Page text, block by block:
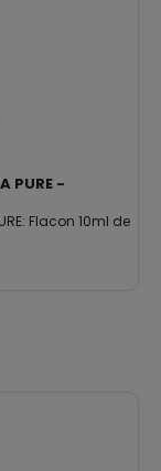
PURE -
Flacon 10ml de